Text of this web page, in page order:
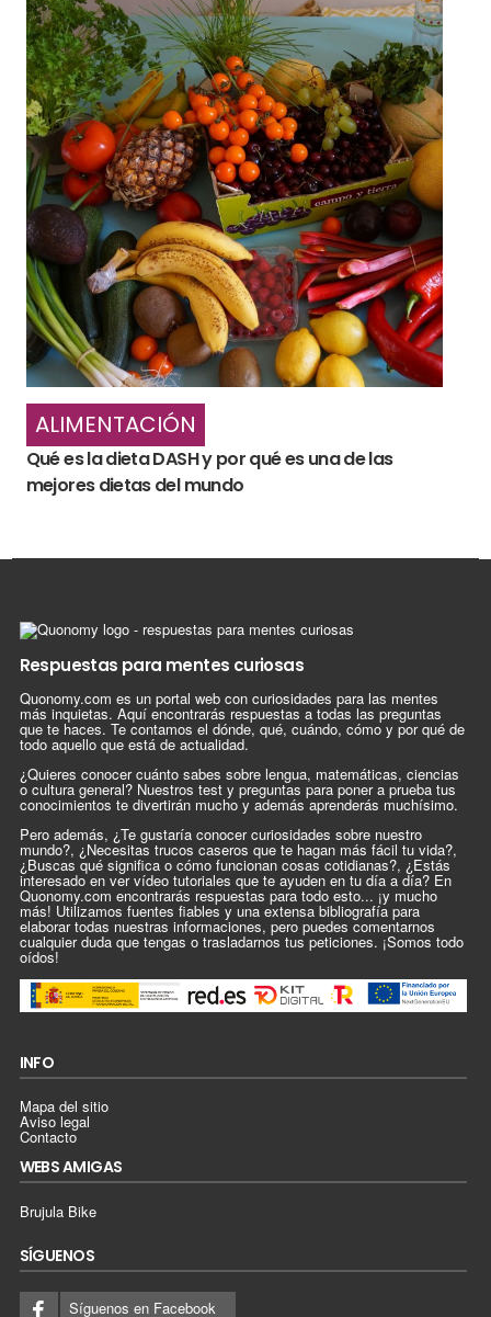
ALIMENTACIÓN
Qué es la dieta DASH y por qué es una de las
mejores dietas del mundo
Respuestas para mentes curiosas
Quonomy.com es un portal web con curiosidades para las mentes
más inquietas. Aquí encontrarás respuestas a todas las preguntas
que te haces. Te contamos el dónde, qué, cuándo, cómo y por qué de
todo aquello que está de actualidad.
¿Quieres conocer cuánto sabes sobre lengua, matemáticas, ciencias
o cultura general? Nuestros test y preguntas para poner a prueba tus
conocimientos te divertirán mucho y además aprenderás muchísimo.
Pero además, ¿Te gustaría conocer curiosidades sobre nuestro
mundo?, ¿Necesitas trucos caseros que te hagan más fácil tu vida?,
¿Buscas qué significa o cómo funcionan cosas cotidianas?, ¿Estás
interesado en ver vídeo tutoriales que te ayuden en tu día a día? En
Quonomy.com encontrarás respuestas para todo esto... ¡y mucho
más! Utilizamos fuentes fiables y una extensa bibliografía para
elaborar todas nuestras informaciones, pero puedes comentarnos
cualquier duda que tengas o trasladarnos tus peticiones. ¡Somos todo
oídos!
INFO
Mapa del sitio
Aviso legal
Contacto
WEBS AMIGAS
Brujula Bike
SÍGUENOS
Síguenos en Facebook